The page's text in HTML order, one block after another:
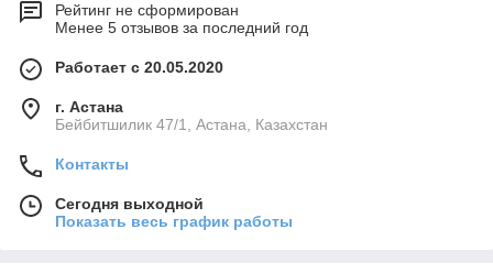
Рейтинг не сформирован
Менее 5 отзывов за последний год
Работает с 20.05.2020
г. Астана
Бейбитшилик 47/1, Астана, Казахстан
Контакты
Сегодня выходной
Показать весь график работы